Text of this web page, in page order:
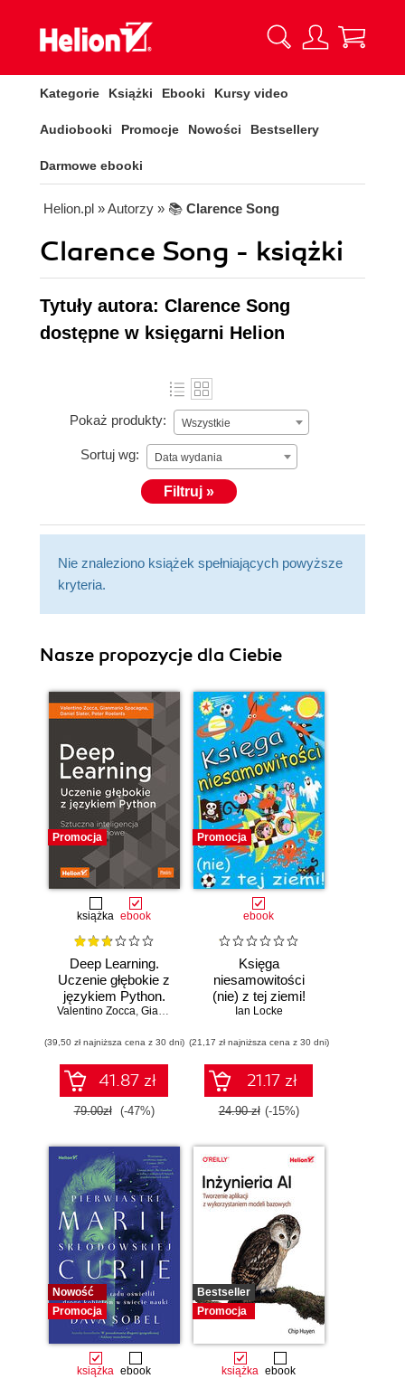
Kategorie Książki Ebooki Kursy video
Audiobooki Promocje Nowości Bestsellery
Darmowe ebooki
Helion.pl » Autorzy » 📚 Clarence Song
Clarence Song - książki
Tytuły autora: Clarence Song
dostępne w księgarni Helion
Pokaż produkty: Wszystkie
Sortuj wg: Data wydania
Filtruj »
Nie znaleziono książek spełniających powyższe
kryteria.
Nasze propozycje dla Ciebie
Promocja
książka ebook
Deep Learning.
Uczenie głębokie z
językiem Python.
Sztuczna
neuronowe
Valentino Zocca, Gianmario Spacagna , Daniel Slater
(39,50 zł najniższa cena z 30 dni)
41.87 zł
79.00zł (-47%)
Promocja
ebook
Księga
niesamowitości
(nie) z tej ziemi!
Księga faktów
niezwykłych
Ian Locke
(21,17 zł najniższa cena z 30 dni)
21.17 zł
24.90 zł (-15%)
Nowość
Promocja
książka ebook
Bestseller
Promocja
książka ebook